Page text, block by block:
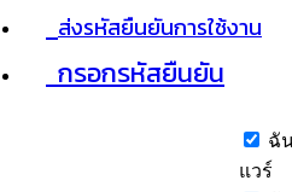
ส่งรหัสยืนยันการใช้งาน
กรอกรหัสยืนยัน
ฉั
แวร์